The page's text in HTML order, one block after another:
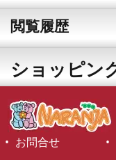
閲覧履歴
ショッピン
お問合せ